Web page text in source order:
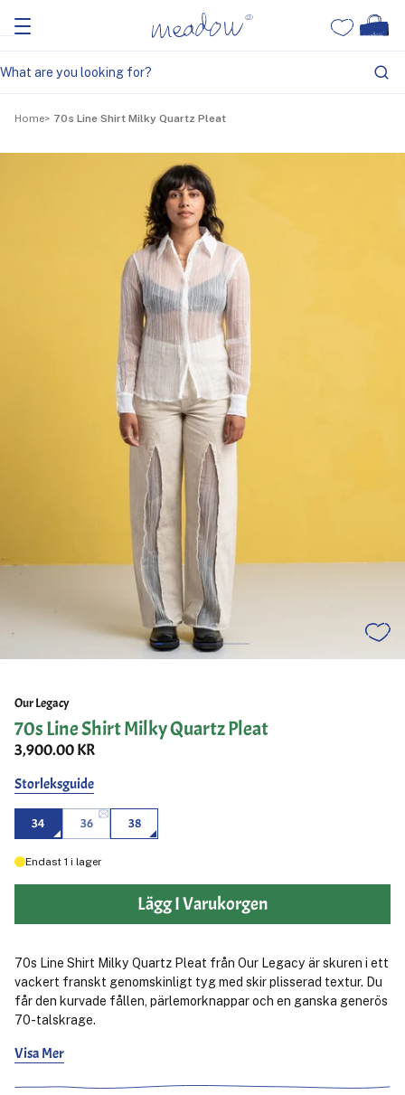
Home 70s Line Shirt Milky Quartz Pleat
Our Legacy
70s Line Shirt Milky Quartz Pleat
3,900.00 KR
Storleksguide
34 36 38
Endast 1 i lager
Lägg I Varukorgen
70s Line Shirt Milky Quartz Pleat från Our Legacy är skuren i ett
vackert franskt genomskinligt tyg med skir plisserad textur. Du
får den kurvade fållen, pärlemorknappar och en ganska generös
70-talskrage.
Celeste är 170 cm lång, normalbyggd och bär storlek 38.
Matilda är 165 cm lång, smal och bär storlek 36.
Visa Mer